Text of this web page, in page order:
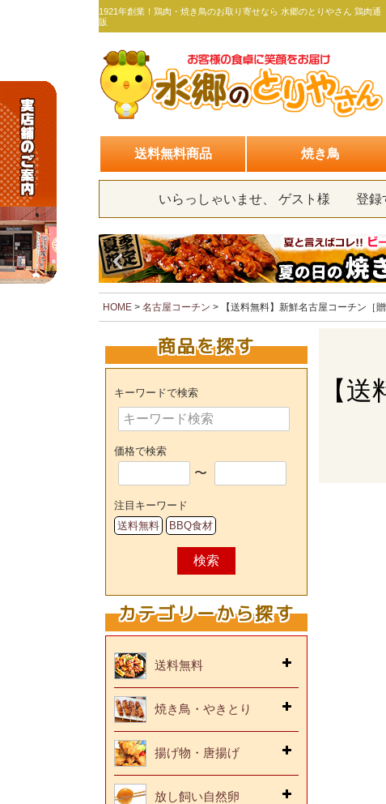
1921年創業！鶏肉・焼き鳥のお取り寄せなら 水郷のとりやさん 鶏肉通
販
送料無料商品 焼き鳥
いらっしゃいませ、 ゲスト様 登録
HOME 名古屋コーチン 【送料無料】新鮮名古屋コーチン［
商品を探す
キーワードで検索
価格で検索
〜
注目キーワード
送料無料
BBQ食材
検索
カテゴリーから探す
送料無料
焼き鳥・やきとり
揚げ物・唐揚げ
放し飼い自然卵
【